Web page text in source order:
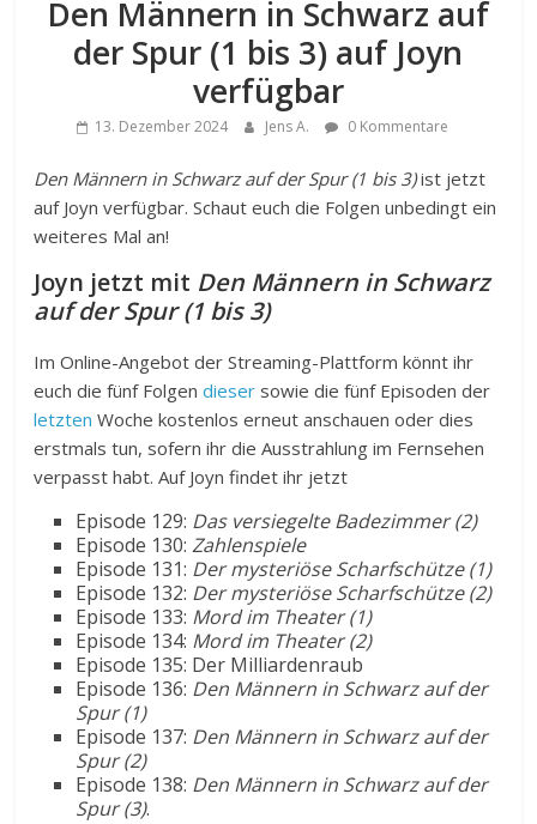
Den Männern in Schwarz auf
der Spur (1 bis 3) auf Joyn
verfügbar
13. Dezember 2024 Jens A. 0 Kommentare
Den Männern in Schwarz auf der Spur (1 bis 3)ist jetzt
auf Joyn verfügbar. Schaut euch die Folgen unbedingt ein
weiteres Mal an!
Joyn jetzt mit Den Männern in Schwarz
auf der Spur (1 bis 3)
Im Online-Angebot der Streaming-Plattform könnt ihr
euch die fünf Folgendieser sowie die fünf Episoden der
letzten Woche kostenlos erneut anschauen oder dies
erstmals tun, sofern ihr die Ausstrahlung im Fernsehen
verpasst habt. Auf Joyn findet ihr jetzt
Episode 129: Das versiegelte Badezimmer (2)
Episode 130:Zahlenspiele
Episode 131: Der mysteriöse Scharfschütze (1)
Episode 132: Der mysteriöse Scharfschütze (2)
Episode 133: Mord im Theater (1)
Episode 134: Mord im Theater (2)
Episode 135: Der Milliardenraub
Episode 136: Den Männern in Schwarz auf der
Spur (1)
Episode 137: Den Männern in Schwarz auf der
Spur (2)
Episode 138: Den Männern in Schwarz auf der
Spur (3).